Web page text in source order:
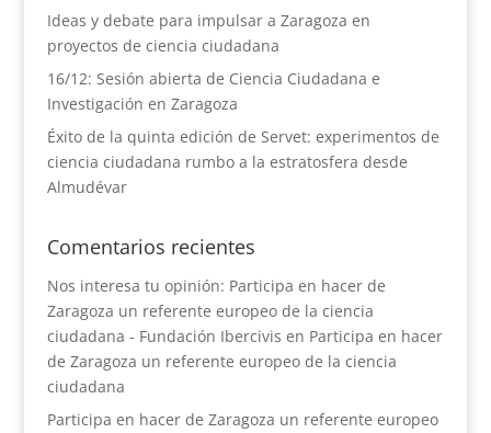
Ideas y debate para impulsar a Zaragoza en
proyectos de ciencia ciudadana
16/12: Sesión abierta de Ciencia Ciudadana e
Investigación en Zaragoza
Éxito de la quinta edición de Servet: experimentos de
ciencia ciudadana rumbo a la estratosfera desde
Almudévar
Comentarios recientes
Nos interesa tu opinión: Participa en hacer de
Zaragoza un referente europeo de la ciencia
ciudadana - Fundación Ibercivis en Participa en hacer
de Zaragoza un referente europeo de la ciencia
ciudadana
Participa en hacer de Zaragoza un referente europeo